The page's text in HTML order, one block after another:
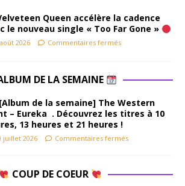
Queen accélère la cadence
le nouveau single « Too Far Gone »
2026 Commentaires fermés
DE LA SEMAINE
[Album de la semaine] The Western
– Eureka . Découvrez les titres à 10
13 heures et 21 heures !
juillet 2026 Commentaires fermés
COUP DE COEUR